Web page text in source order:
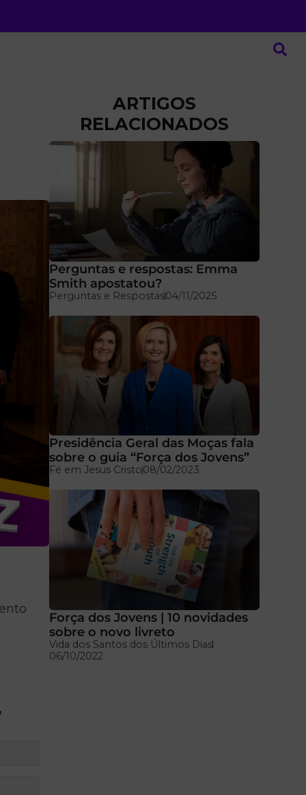
ARTIGOS
RELACIONADOS
Perguntas e respostas: Emma
Smith apostatou?
Perguntas e Respostas04/11/2025
Presidência Geral das Moças fala
sobre o guia “Força dos Jovens”
Fé em Jesus Cristo08/02/2023
Força dos Jovens | 10 novidades
sobre o novo livreto
Vida dos Santos dos Últimos Dias
06/10/2022